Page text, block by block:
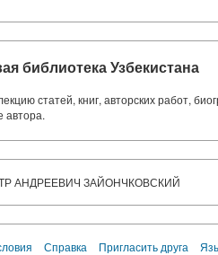
библиотека Узбекистана
статей, книг, авторских работ,
автора.
АНДРЕЕВИЧ ЗАЙОНЧКОВСКИЙ
Справка Пригласить друга